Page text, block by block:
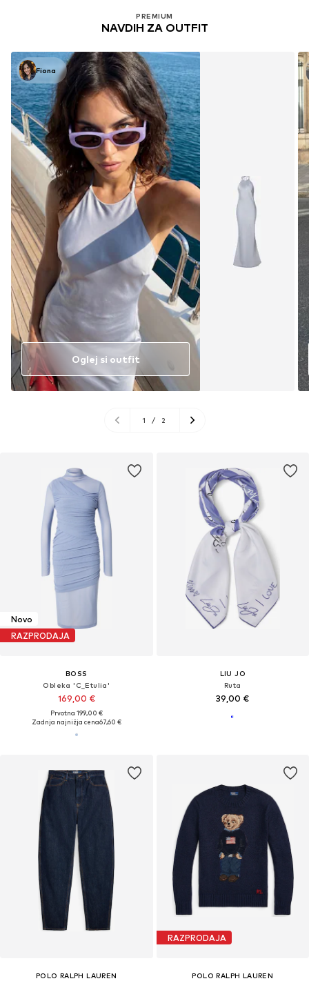
PREMIUM
NAVDIH ZA OUTFIT
Fiona
Oglej si outfit
1 / 2
Novo
RAZPRODAJA
BOSS
Obleka 'C_Etulia'
169,00 €
Prvotno: 199,00 €
Zadnja najnižja cena67,60 €
LIU JO
Ruta
39,00 €
POLO RALPH LAUREN
RAZPRODAJA
POLO RALPH LAUREN